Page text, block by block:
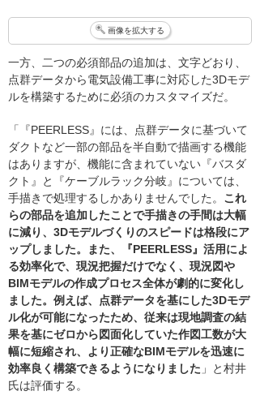
画像を拡大する
一方、二つの必須部品の追加は、文字どおり、
点群データから電気設備工事に対応した3Dモデ
ルを構築するために必須のカスタマイズだ。
「『PEERLESS』には、点群データに基づいて
ダクトなど一部の部品を半自動で描画する機能
はありますが、機能に含まれていない『バスダ
クト』と『ケーブルラック分岐』については、
手描きで処理するしかありませんでした。 これ
らの部品を追加したことで手描きの手間は大幅
に減り、3Dモデルづくりのスピードは格段にア
ップしました。また、『PEERLESS』活用によ
る効率化で、現況把握だけでなく、現況図や
BIMモデルの作成プロセス全体が劇的に変化し
ました。例えば、点群データを基にした3Dモデ
ル化が可能になったため、従来は現地調査の結
果を基にゼロから図面化していた作図工数が大
幅に短縮され、より正確なBIMモデルを迅速に
効率良く構築できるようになりました 」と村井
氏は評価する。